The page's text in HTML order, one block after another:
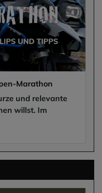
Marathon
und relevante
willst. Im